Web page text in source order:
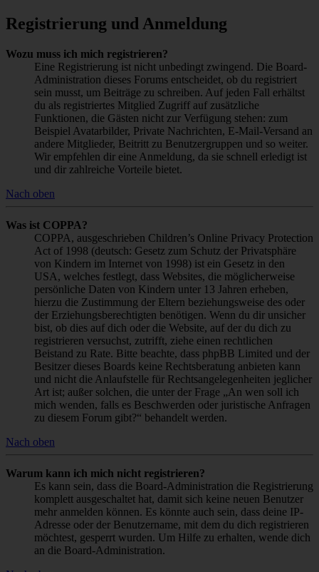
Registrierung und Anmeldung
Wozu muss ich mich registrieren?
Eine Registrierung ist nicht unbedingt zwingend. Die Board-
Administration dieses Forums entscheidet, ob du registriert
sein musst, um Beiträge zu schreiben. Auf jeden Fall erhältst
du als registriertes Mitglied Zugriff auf zusätzliche
Funktionen, die Gästen nicht zur Verfügung stehen: zum
Beispiel Avatarbilder, Private Nachrichten, E-Mail-Versand an
andere Mitglieder, Beitritt zu Benutzergruppen und so weiter.
Wir empfehlen dir eine Anmeldung, da sie schnell erledigt ist
und dir zahlreiche Vorteile bietet.
Nach oben
Was ist COPPA?
COPPA, ausgeschrieben Children’s Online Privacy Protection
Act of 1998 (deutsch: Gesetz zum Schutz der Privatsphäre
von Kindern im Internet von 1998) ist ein Gesetz in den
USA, welches festlegt, dass Websites, die möglicherweise
persönliche Daten von Kindern unter 13 Jahren erheben,
hierzu die Zustimmung der Eltern beziehungsweise des oder
der Erziehungsberechtigten benötigen. Wenn du dir unsicher
bist, ob dies auf dich oder die Website, auf der du dich zu
registrieren versuchst, zutrifft, ziehe einen rechtlichen
Beistand zu Rate. Bitte beachte, dass phpBB Limited und der
Besitzer dieses Boards keine Rechtsberatung anbieten kann
und nicht die Anlaufstelle für Rechtsangelegenheiten jeglicher
Art ist; außer solchen, die unter der Frage „An wen soll ich
mich wenden, falls es Beschwerden oder juristische Anfragen
zu diesem Forum gibt?“ behandelt werden.
Nach oben
Warum kann ich mich nicht registrieren?
Es kann sein, dass die Board-Administration die Registrierung
komplett ausgeschaltet hat, damit sich keine neuen Benutzer
mehr anmelden können. Es könnte auch sein, dass deine IP-
Adresse oder der Benutzername, mit dem du dich registrieren
möchtest, gesperrt wurden. Um Hilfe zu erhalten, wende dich
an die Board-Administration.